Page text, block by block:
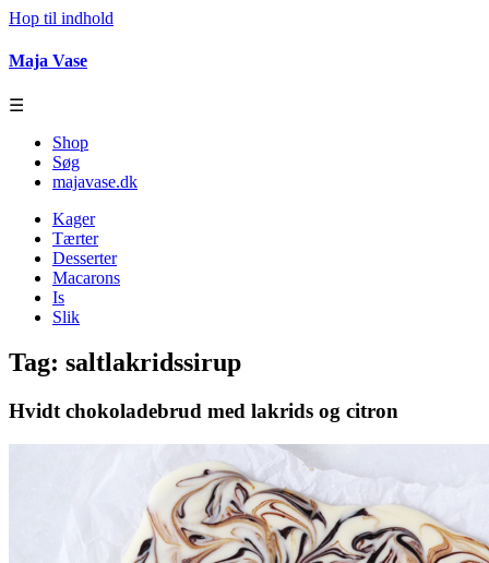
Hop til indhold
Maja Vase
☰
Shop
Søg
majavase.dk
Kager
Tærter
Desserter
Macarons
Is
Slik
Tag: saltlakridssirup
Hvidt chokoladebrud med lakrids og citron